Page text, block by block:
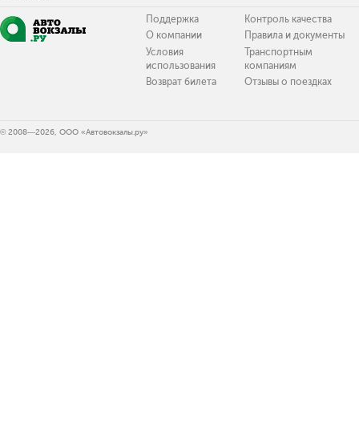
Поддержка
О компании
Условия
использования
Возврат билета
Контроль качества
Правила и документы
Транспортным
компаниям
Отзывы о поездках
© 2008—2026, ООО «Автовокзалы.ру»